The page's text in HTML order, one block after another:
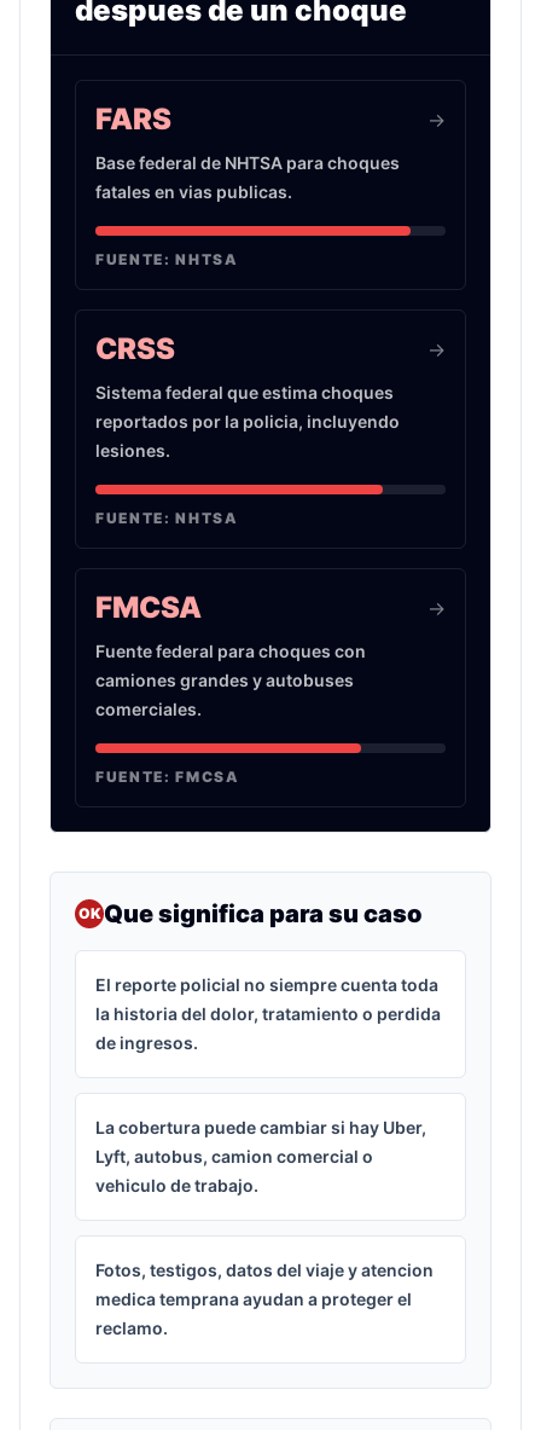
despues de un choque
FARS
Base federal de NHTSA para choques
fatales en vias publicas.
->
FUENTE:NHTSA
CRSS
Sistema federal que estima choques
reportados por la policia, incluyendo
lesiones.
->
FUENTE:NHTSA
FMCSA
Fuente federal para choques con
camiones grandes y autobuses
comerciales.
->
FUENTE:FMCSA
OKQue significa para su caso
El reporte policial no siempre cuenta toda
la historia del dolor, tratamiento o perdida
de ingresos.
La cobertura puede cambiar si hay Uber,
Lyft, autobus, camion comercial o
vehiculo de trabajo.
Fotos, testigos, datos del viaje y atencion
medica temprana ayudan a proteger el
reclamo.